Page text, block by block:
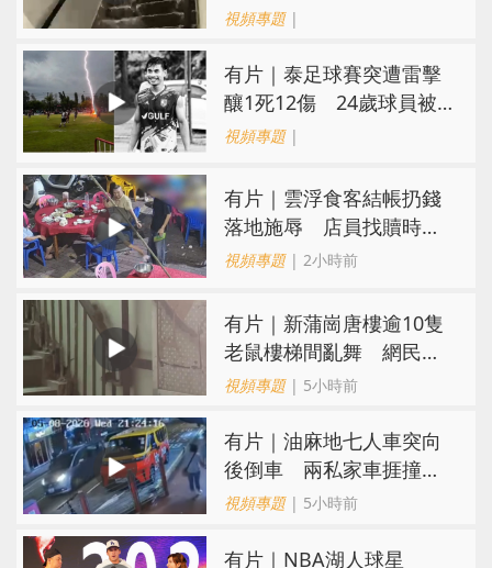
視頻專題|
有片｜泰足球賽突遭雷擊
釀1死12傷 24歲球員被
閃電劈中亡
視頻專題|
​有片｜雲浮食客結帳扔錢
落地施辱 店員找贖時還
施彼身獲老闆肯定
視頻專題| 2小時前
有片｜新蒲崗唐樓逾10隻
老鼠樓梯間亂舞 網民嚇
親：每次經過都要好大勇
視頻專題| 5小時前
有片｜油麻地七人車突向
後倒車 兩私家車捱撞
司機不顧而去
視頻專題| 5小時前
有片｜NBA湖人球星